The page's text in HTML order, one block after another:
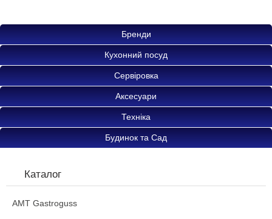
Бренди
Кухонний посуд
Сервіровка
Аксесуари
Техніка
Будинок та Сад
Каталог
AMT Gastroguss